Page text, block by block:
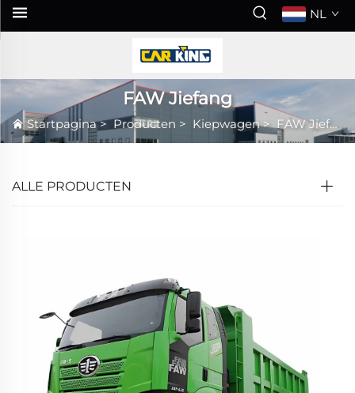
NL
FAW Jiefang
Startpagina>Producten > Kiepwagen>FAW Jiefang
ALLE PRODUCTEN